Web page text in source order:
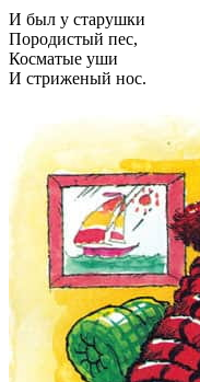
И был у старушки
Породистый пес,
Косматые уши
И стриженый нос.